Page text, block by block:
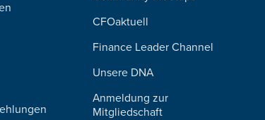
CFOaktuell
Finance Leader Channel
Unsere DNA
Anmeldung zur
Mitgliedschaft